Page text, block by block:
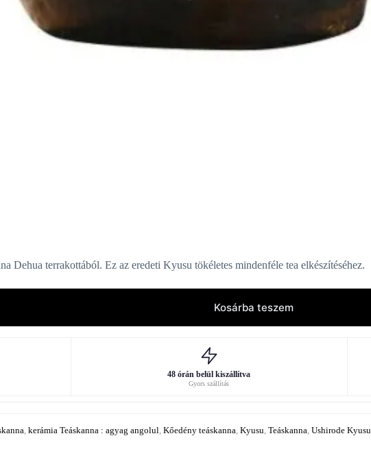
Dehua terrakottából. Ez az eredeti Kyusu tökéletes mindenféle tea elkészítéséhez.
Kosárba teszem
48 órán belül kiszállítva
Gyors szállítás
kerámia Teáskanna : agyag angolul Kőedény teáskanna Kyusu Teáskanna Ushirode Kyusu